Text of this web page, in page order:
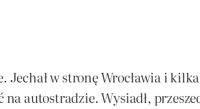
w stronę Wrocławia i
autostradzie. Wysiadł,